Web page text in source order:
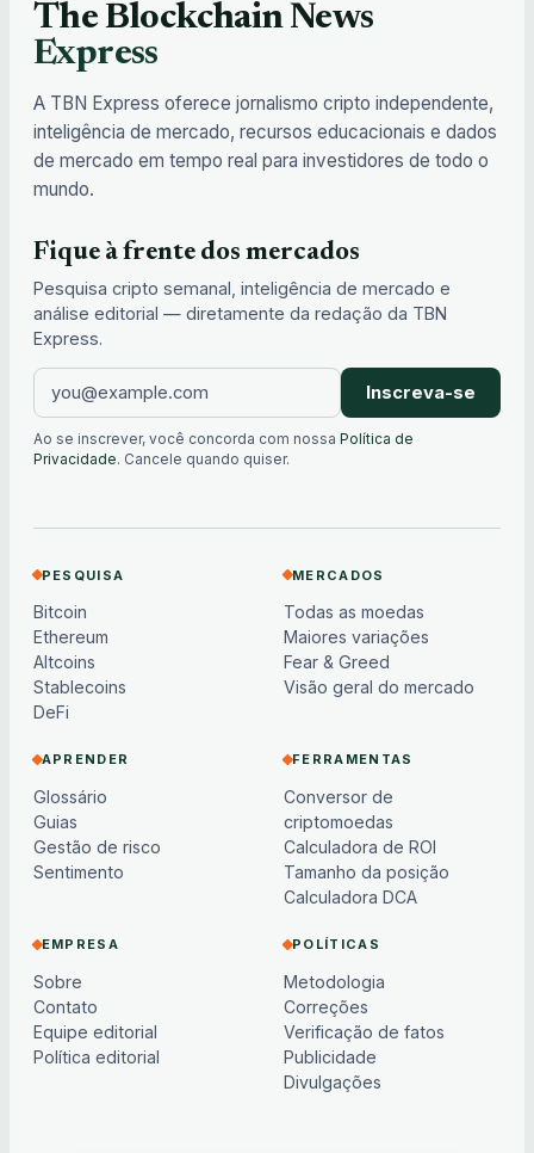
The Blockchain News
Express
A TBN Express oferece jornalismo cripto independente,
inteligência de mercado, recursos educacionais e dados
de mercado em tempo real para investidores de todo o
mundo.
Fique à frente dos mercados
Pesquisa cripto semanal, inteligência de mercado e
análise editorial — diretamente da redação da TBN
Express.
Inscreva-se
Ao se inscrever, você concorda com nossa Política de
Privacidade. Cancele quando quiser.
PESQUISA
Bitcoin
Ethereum
Altcoins
Stablecoins
DeFi
MERCADOS
Todas as moedas
Maiores variações
Fear & Greed
Visão geral do mercado
APRENDER
Glossário
Guias
Gestão de risco
Sentimento
FERRAMENTAS
Conversor de
criptomoedas
Calculadora de ROI
Tamanho da posição
Calculadora DCA
EMPRESA
Sobre
Contato
Equipe editorial
Política editorial
POLÍTICAS
Metodologia
Correções
Verificação de fatos
Publicidade
Divulgações